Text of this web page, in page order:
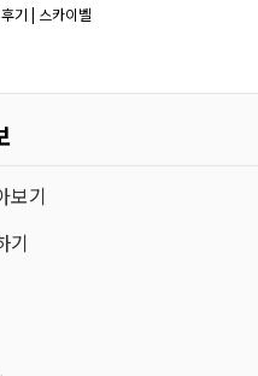
보기
기